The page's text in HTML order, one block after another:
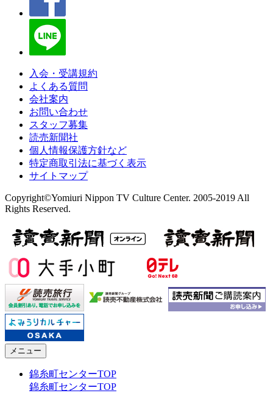
入会・受講規約
よくある質問
会社案内
お問い合わせ
スタッフ募集
読売新聞社
個人情報保護方針など
特定商取引法に基づく表示
サイトマップ
Copyright©Yomiuri Nippon TV Culture Center. 2005-2019 All
Rights Reserved.
メニュー
錦糸町センターTOP
錦糸町センターTOP